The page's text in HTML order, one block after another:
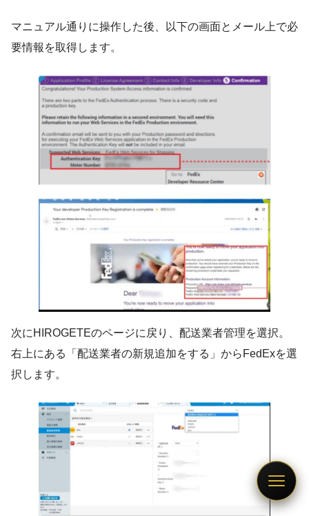
マニュアル通りに操作した後、以下の画面とメール上で必
要情報を取得します。
次にHIROGETEのページに戻り、配送業者管理を選択。
右上にある「配送業者の新規追加をする」からFedExを選
択します。